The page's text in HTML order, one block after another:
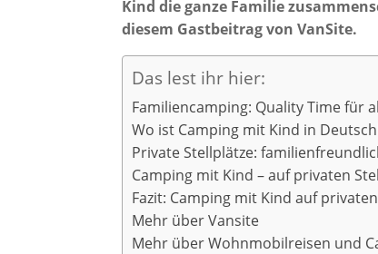
Kind die ganze Familie
diesem Gastbeitrag von VanSite.
Das lest ihr hier:
Familiencamping: Quality Time für
Wo ist Camping mit Kind in
Private Stellplätze:
Camping mit Kind – auf privaten
Fazit: Camping mit Kind auf
Mehr über Vansite
Mehr über Wohnmobilreisen und